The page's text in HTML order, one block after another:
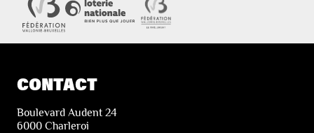
CONTACT
Boulevard Audent 24
6000 Charleroi